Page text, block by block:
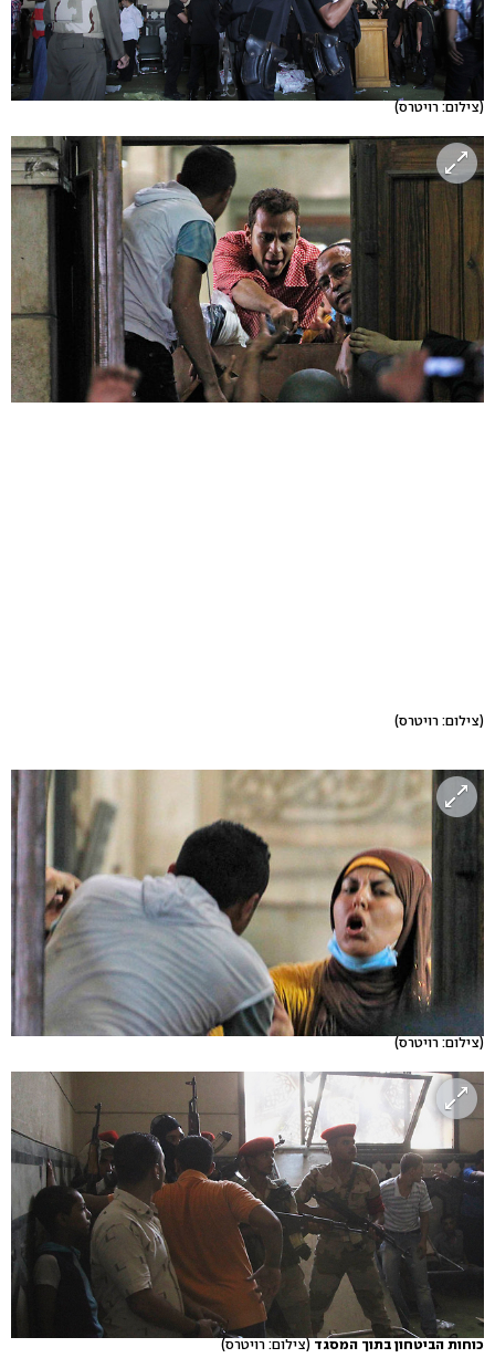
(צילום: רויטרס)
(צילום: רויטרס)
(צילום: רויטרס)
כוחות הביטחון בתוך המסגד(צילום: רויטרס)